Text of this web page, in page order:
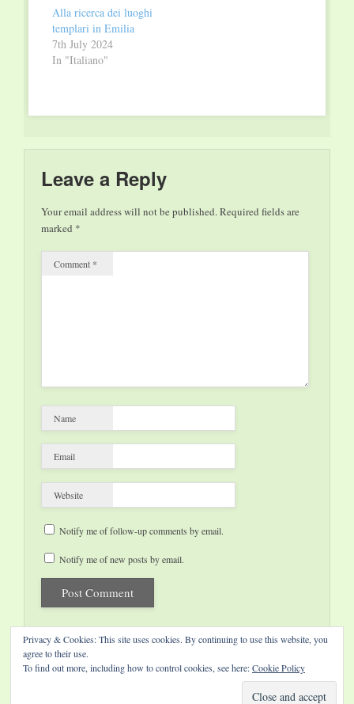
e alquanto infantile:
un’unione di
sentimenti, di
chimica, di fattori che
Alla ricerca dei luoghi
templari in Emilia
7th July 2024
In "Italiano"
Leave a Reply
Your email address will not be published.Required fields are
marked *
Comment *
Name
Email
Website
Notify me of follow-up comments by email.
Notify me of new posts by email.
Privacy & Cookies: This site uses cookies. By continuing to use this website, you
agree to their use.
To find out more, including how to control cookies, see here:Cookie Policy